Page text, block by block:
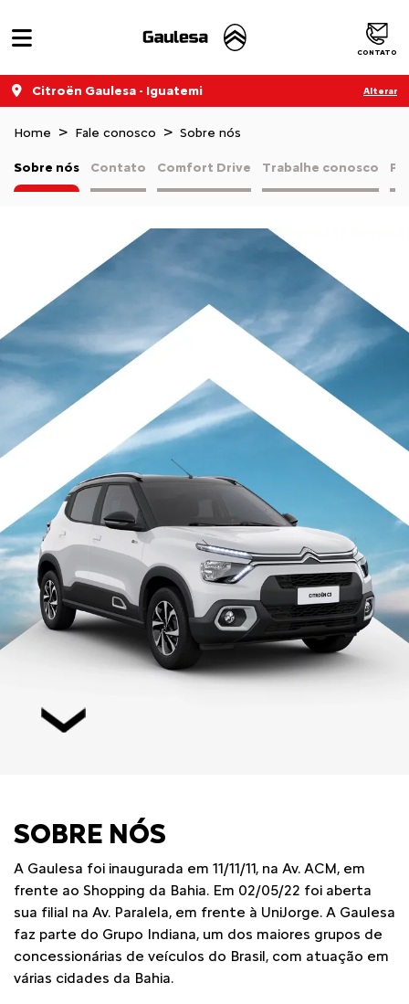
CONTATO
Citroën Gaulesa - Iguatemi Alterar
Home Fale conosco Sobre nós
Sobre nós Contato Comfort Drive Trabalhe conosco
SOBRE NÓS
A Gaulesa foi inaugurada em 11/11/11, na Av. ACM, em
frente ao Shopping da Bahia. Em 02/05/22 foi aberta
sua filial na Av. Paralela, em frente à UniJorge. A Gaulesa
faz parte do Grupo Indiana, um dos maiores grupos de
concessionárias de veículos do Brasil, com atuação em
várias cidades da Bahia.